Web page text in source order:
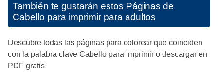
También te gustarán estos Páginas de
Cabello para imprimir para adultos
Descubre todas las páginas para colorear que coinciden
con la palabra clave Cabello para imprimir o descargar en
PDF gratis